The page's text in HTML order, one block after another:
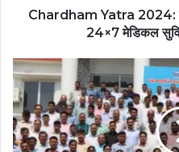
Chardham Yatra 2024:
24×7 मेडिकल